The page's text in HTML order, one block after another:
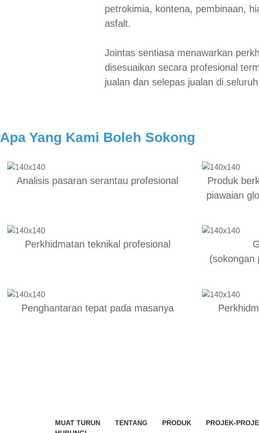
petrokimia, kontena, pembinaan,
asfalt.
Jointas sentiasa menawarkan
disesuaikan secara profesional
jualan dan selepas jualan di
Apa Yang Kami Boleh Sokong
Analisis pasaran serantau profesional
Produk
piawaian
Perkhidmatan teknikal profesional
(sokongan
Penghantaran tepat pada masanya
MUAT TURUN TENTANG PRODUK PROJEK-